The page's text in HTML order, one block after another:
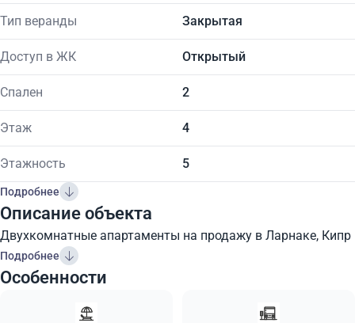
Тип веранды Закрытая
Доступ в ЖК Открытый
Спален 2
Этаж 4
Этажность 5
Подробнее
Описание объекта
Двухкомнатные апартаменты на продажу в Ларнаке, Кипр
Подробнее
Особенности